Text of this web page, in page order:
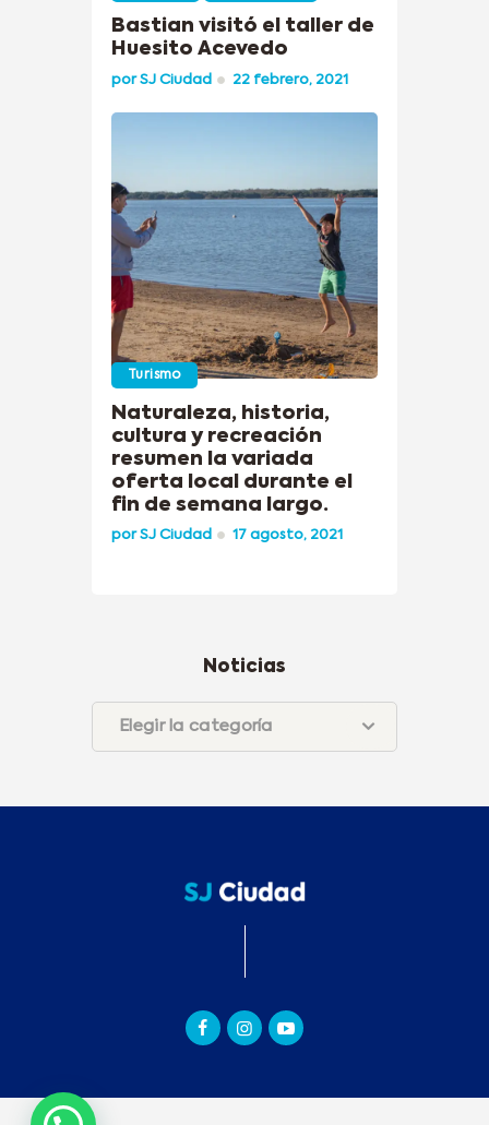
Bastian visitó el taller de
Huesito Acevedo
porSJ Ciudad 22 febrero, 2021
Turismo
Naturaleza, historia,
cultura y recreación
resumen la variada
oferta local durante el
fin de semana largo.
porSJ Ciudad 17 agosto, 2021
Noticias